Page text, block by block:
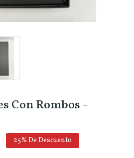
Con Rombos -
25% De Descuento